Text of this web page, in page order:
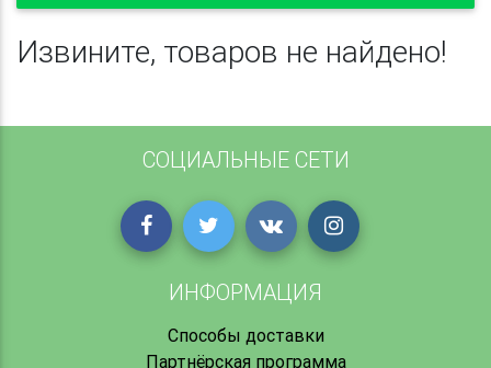
Извините, товаров не найдено!
СОЦИАЛЬНЫЕ СЕТИ
ИНФОРМАЦИЯ
Способы доставки
Партнёрская программа